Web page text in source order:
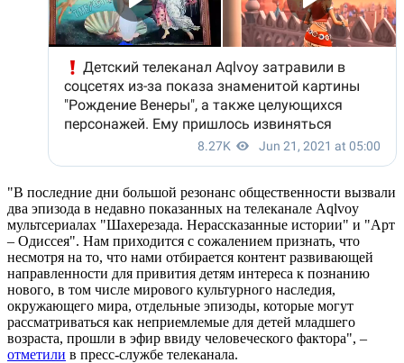
"В последние дни большой резонанс общественности вызвали
два эпизода в недавно показанных на телеканале Aqlvoy
мультсериалах "Шахерезада. Нерассказанные истории" и "Арт
– Одиссея". Нам приходится с сожалением признать, что
несмотря на то, что нами отбирается контент развивающей
направленности для привития детям интереса к познанию
нового, в том числе мирового культурного наследия,
окружающего мира, отдельные эпизоды, которые могут
рассматриваться как неприемлемые для детей младшего
возраста, прошли в эфир ввиду человеческого фактора", –
отметили в пресс-службе телеканала.